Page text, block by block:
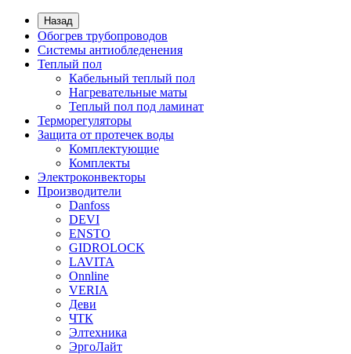
Назад
Обогрев трубопроводов
Системы антиобледенения
Теплый пол
Кабельный теплый пол
Нагревательные маты
Теплый пол под ламинат
Терморегуляторы
Защита от протечек воды
Комплектующие
Комплекты
Электроконвекторы
Производители
Danfoss
DEVI
ENSTO
GIDROLOCK
LAVITA
Onnline
VERIA
Деви
ЧТК
Элтехника
ЭргоЛайт